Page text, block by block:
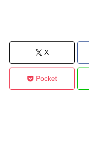
X
Pocket